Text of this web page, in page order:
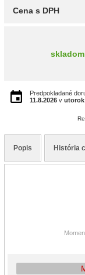
Cena s DPH
skladom
Predpokladané
11.8.2026 v utorok
Popis História